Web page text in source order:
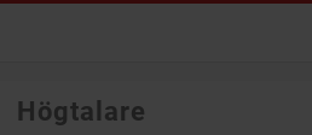
Högtalare